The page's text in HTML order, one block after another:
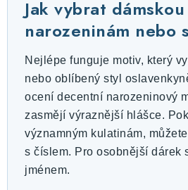
Jak vybrat
narozeninám nebo
Nejlépe funguje motiv, který
nebo oblíbený styl
ocení decentní narozeninový
zasmějí výraznější hlášce.
významným kulatinám,
s číslem. Pro osobnější dárek
jménem.